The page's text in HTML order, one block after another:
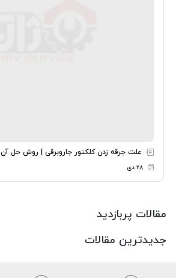
علت جرقه زدن کلکتور جاروبرقی | روش حل آن
۲۸ دی
مقالات پربازدید
جدیدترین مقالات